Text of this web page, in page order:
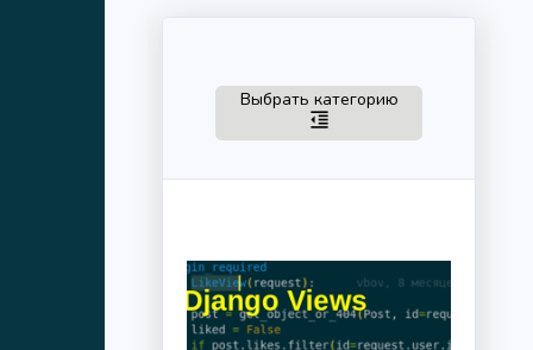
Toggle navigation
format_indent_decrease